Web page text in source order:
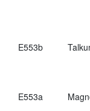
E553b
E553a